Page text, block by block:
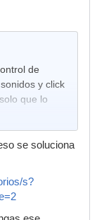
de
y click
que lo
se soluciona
s?